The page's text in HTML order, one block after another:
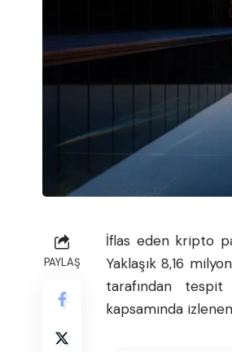
PAYLAŞ
İflas eden kripto
Yaklaşık 8,16
tarafından
kapsamında